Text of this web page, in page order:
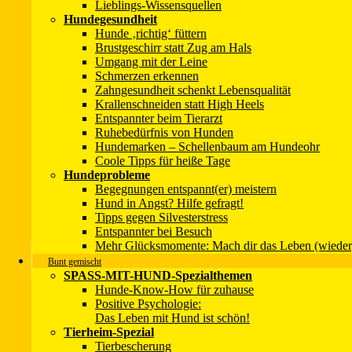
Lieblings-Wissensquellen
Hundegesundheit
Hunde ‚richtig‘ füttern
Brustgeschirr statt Zug am Hals
Umgang mit der Leine
Schmerzen erkennen
Zahngesundheit schenkt Lebensqualität
Krallenschneiden statt High Heels
Entspannter beim Tierarzt
Ruhebedürfnis von Hunden
Hundemarken – Schellenbaum am Hundeohr
Coole Tipps für heiße Tage
Hundeprobleme
Begegnungen entspannt(er) meistern
Hund in Angst? Hilfe gefragt!
Tipps gegen Silvesterstress
Entspannter bei Besuch
Mehr Glücksmomente: Mach dir das Leben
Bunt gemischt
SPASS-MIT-HUND-Spezialthemen
Hunde-Know-How für zuhause
Positive Psychologie:
Das Leben mit Hund ist schön!
Tierheim-Spezial
Tierbescherung